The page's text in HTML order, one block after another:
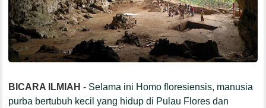
BICARA ILMIAH - Selama ini Homo floresiensis, manusia
purba bertubuh kecil yang hidup di Pulau Flores dan